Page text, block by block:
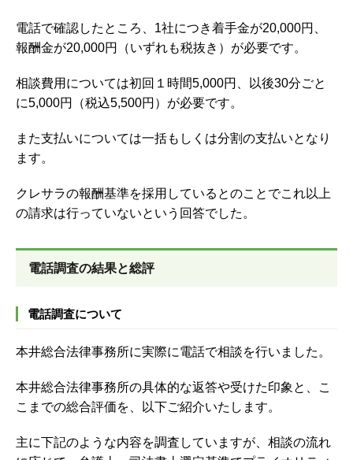
電話で確認したところ、1社につき着手金が20,000円、
報酬金が20,000円（いずれも税抜き）が必要です。
相談費用については初回１時間5,000円、以後30分ごと
に5,000円（税込5,500円）が必要です。
また支払いについては一括もしくは分割の支払いとなり
ます。
クレサラの報酬基準を採用しているとのことでこれ以上
の請求は行っていないという回答でした。
電話調査の結果と総評
電話調査について
本井総合法律事務所に実際に電話で相談を行いました。
本井総合法律事務所の具体的な返答や受けた印象と、こ
こまでの総合評価を、以下ご紹介いたします。
主に下記のような内容を調査していますが、 相談の流れ